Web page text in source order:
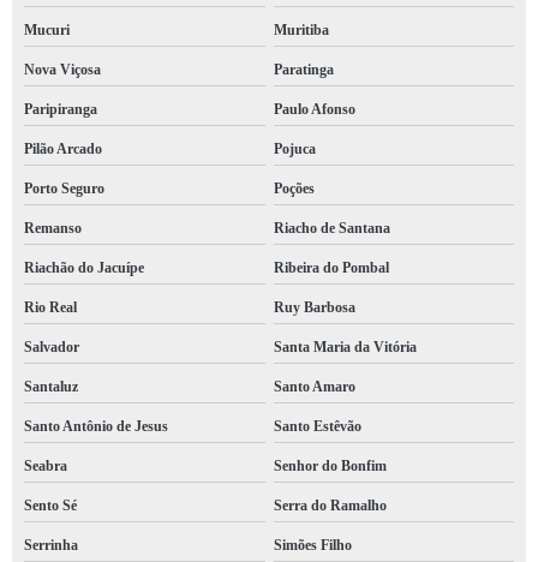
Mucuri Muritiba
Nova Viçosa Paratinga
Paripiranga Paulo Afonso
Pilão Arcado Pojuca
Porto Seguro Poções
Remanso Riacho de Santana
Riachão do Jacuípe Ribeira do Pombal
Rio Real Ruy Barbosa
Salvador Santa Maria da Vitória
Santaluz Santo Amaro
Santo Antônio de Jesus Santo Estêvão
Seabra Senhor do Bonfim
Sento Sé Serra do Ramalho
Serrinha Simões Filho